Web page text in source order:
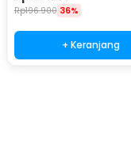
Rp196.900 36%
+ Keranjang